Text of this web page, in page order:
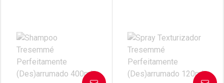
Laboratório
Por Menos Laboratório
Por Menos